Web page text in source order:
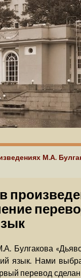
М.А.
Булгакова
язык. Нами
перевод сделан